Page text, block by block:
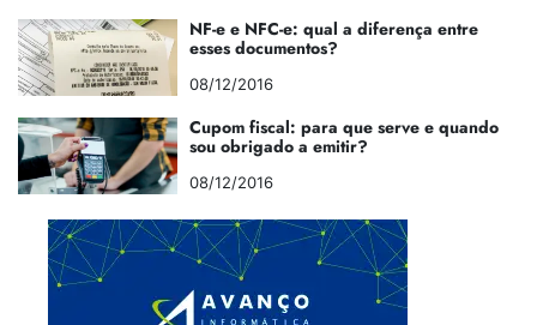
NF-e e NFC-e: qual a diferença entre
esses documentos?
08/12/2016
Cupom fiscal: para que serve e quando
sou obrigado a emitir?
08/12/2016